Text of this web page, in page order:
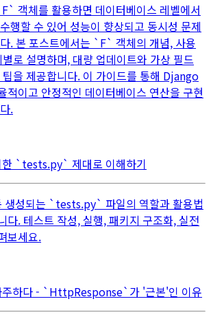
객체를 활용하면 데이터베이스 레벨에서
행할 수 있어 성능이 향상되고 동시성 문제
. 본 포스트에서는 `F` 객체의 개념, 사용
로 설명하며, 대량 업데이트와 가상 필드
을 제공합니다. 이 가이드를 통해 Django
적이고 안정적인 데이터베이스 연산을 구현
.
`tests.py` 제대로 이해하기
생성되는 `tests.py` 파일의 역할과 활용법
다. 테스트 작성, 실행, 패키지 구조화, 실전
보세요.
주하다 - `HttpResponse`가 '근본'인 이유